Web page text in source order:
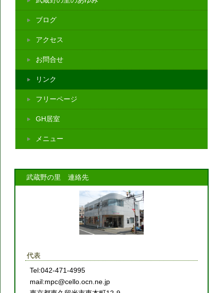
ブログ
アクセス
お問合せ
リンク
フリーページ
GH居室
メニュー
武蔵野の里 連絡先
代表
Tel:042-471-4995
mail:mpc@cello.ocn.ne.jp